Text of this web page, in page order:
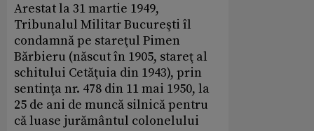
Arestat la 31 martie 1949,
Tribunalul Militar Bucureşti îl
condamnă pe stareţul Pimen
Bărbieru (născut în 1905, stareţ al
schitului Cetăţuia din 1943), prin
sentinţa nr. 478 din 11 mai 1950, la
25 de ani de muncă silnică pentru
că luase jurământul colonelului